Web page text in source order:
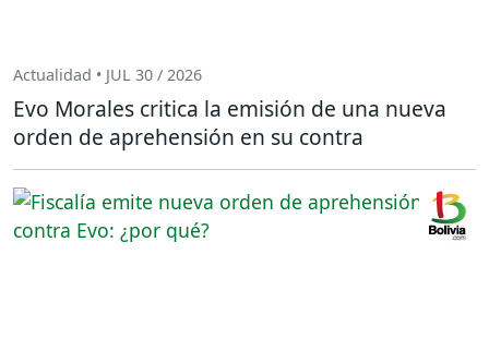
Actualidad • JUL 30 / 2026
Evo Morales critica la emisión de una nueva
orden de aprehensión en su contra